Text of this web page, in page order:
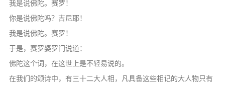
我是说佛陀。赛罗！
你是说佛陀吗？吉尼耶！
我是说佛陀。赛罗！
于是，赛罗婆罗门说道：
佛陀这个词，在这世上是不轻易说的。
在我们的颂诗中，有三十二大人相，凡具备这些相记的大人物只有